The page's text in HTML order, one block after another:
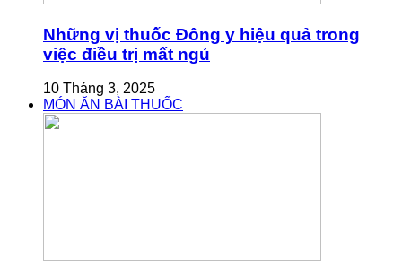
Những vị thuốc Đông y hiệu quả trong
việc điều trị mất ngủ
10 Tháng 3, 2025
MÓN ĂN BÀI THUỐC